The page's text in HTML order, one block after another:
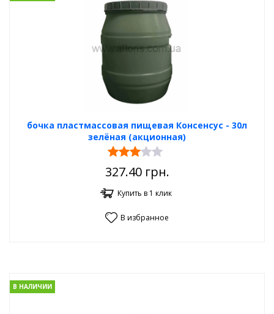
бочка пластмассовая пищевая Консенсус - 30л
зелёная (акционная)
327.40грн.
Купить в 1 клик
В избранное
В НАЛИЧИИ